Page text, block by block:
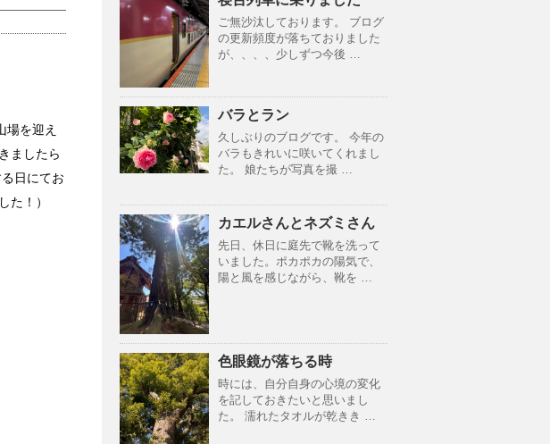
場を迎え
ましたら
日にてお
た！）
ご無沙汰しております。 ブログ
の更新頻度が落ちておりました
が、、、、少しずつ今後 …
バラとラン
久しぶりのブログです。 今年の
バラもきれいに咲いてくれまし
た。 娘たちが写真を撮 …
カエルさんとネズミさん
先日、休日に庭先で靴を洗って
いました。ポカポカの陽気で、
陽と風を感じながら、靴を …
色眼鏡が落ちる時
時には、自分自身の心境の変化
を記しておきたいと思いまし
た。 濡れたタオルが乾きき …